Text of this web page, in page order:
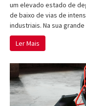
um elevado estado de
de baixo de vias de
industriais. Na sua
Ler Mais